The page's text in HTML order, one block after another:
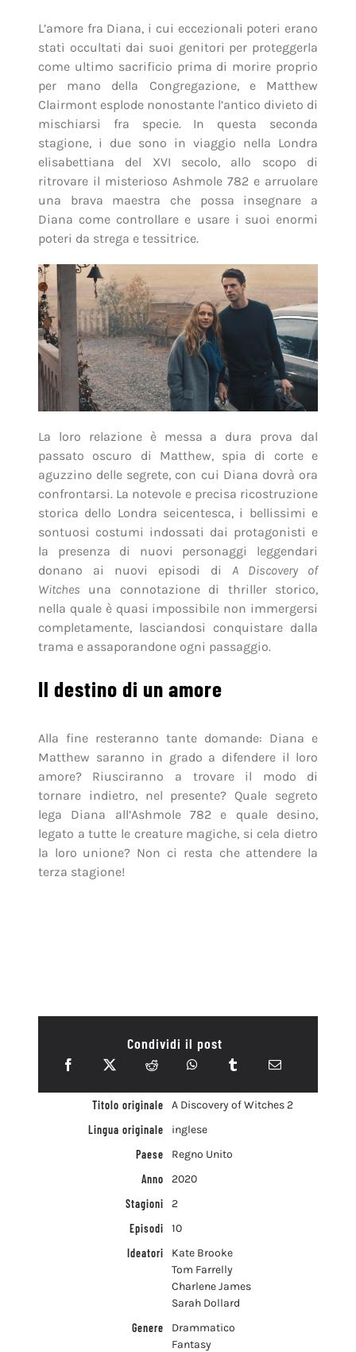
L’amore fra Diana, i cui eccezionali poteri erano
stati occultati dai suoi genitori per proteggerla
come ultimo sacrificio prima di morire proprio
per mano della Congregazione, e Matthew
Clairmont esplode nonostante l’antico divieto di
mischiarsi fra specie. In questa seconda
stagione, i due sono in viaggio nella Londra
elisabettiana del XVI secolo, allo scopo di
ritrovare il misterioso Ashmole 782 e arruolare
una brava maestra che possa insegnare a
Diana come controllare e usare i suoi enormi
poteri da strega e tessitrice.
La loro relazione è messa a dura prova dal
passato oscuro di Matthew, spia di corte e
aguzzino delle segrete, con cui Diana dovrà ora
confrontarsi. La notevole e precisa ricostruzione
storica dello Londra seicentesca, i bellissimi e
sontuosi costumi indossati dai protagonisti e
la presenza di nuovi personaggi leggendari
donano ai nuovi episodi diA Discovery of
Witches una connotazione di thriller storico,
nella quale è quasi impossibile non immergersi
completamente, lasciandosi conquistare dalla
trama e assaporandone ogni passaggio.
Il destino di un amore
Alla fine resteranno tante domande: Diana e
Matthew saranno in grado a difendere il loro
amore? Riusciranno a trovare il modo di
tornare indietro, nel presente? Quale segreto
lega Diana all’Ashmole 782 e quale desino,
legato a tutte le creature magiche, si cela dietro
la loro unione? Non ci resta che attendere la
terza stagione!
Condividi il post
Titolo originale
A Discovery of Witches 2
Lingua originale
inglese
Paese
Regno Unito
Anno
2020
Stagioni
2
Episodi
10
Ideatori
Kate Brooke
Tom Farrelly
Charlene James
Sarah Dollard
Genere
Drammatico
Fantasy